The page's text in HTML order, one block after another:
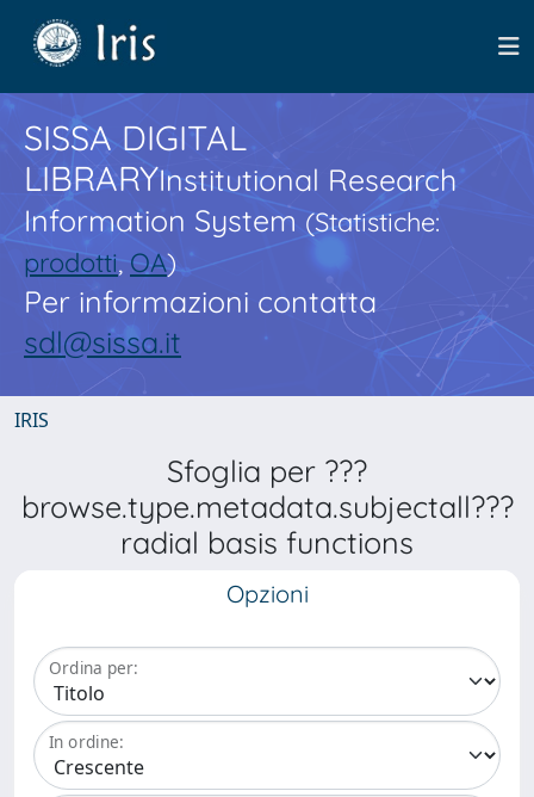
SISSA DIGITAL
LIBRARYInstitutional Research
Information System(Statistiche:
prodotti,OA)
Per informazioni contatta
sdl@sissa.it
IRIS
Sfoglia per ???
browse.type.metadata.subjectall???
radial basis functions
Opzioni
Ordina per:
In ordine: